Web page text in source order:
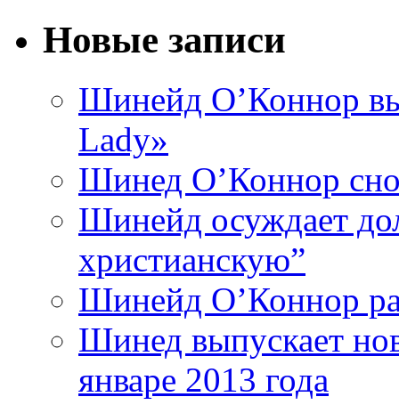
Новые записи
Шинейд О’Коннор
Lady»
Шинед О’Коннор
Шинейд осуждает
христианскую”
Шинейд О’Коннор
Шинед выпускает
январе 2013 года